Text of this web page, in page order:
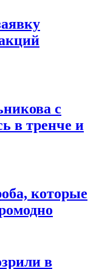
с
в тренче и
которые
в